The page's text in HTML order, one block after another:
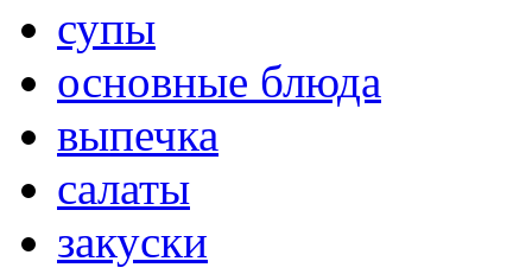
супы
основные блюда
выпечка
салаты
закуски